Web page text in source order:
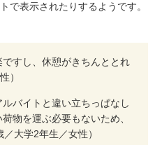
で表示されたりするようです。
ですし、休憩がきちんととれ
）
バイトと違い立ちっぱなし
物を運ぶ必要もないため、
大学2年生／女性）